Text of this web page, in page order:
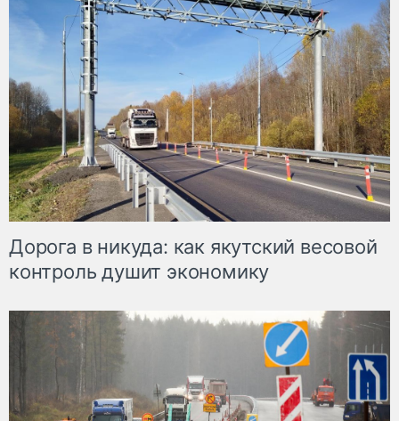
Дорога в никуда: как якутский весовой
контроль душит экономику